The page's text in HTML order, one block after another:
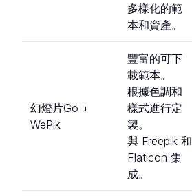
多樣化的範
本和資產。
幻燈片Go +
WePik
豐富的可下
載範本。
根據色調和
樣式進行定
製。
與 Freepik 和
Flaticon 集
成。